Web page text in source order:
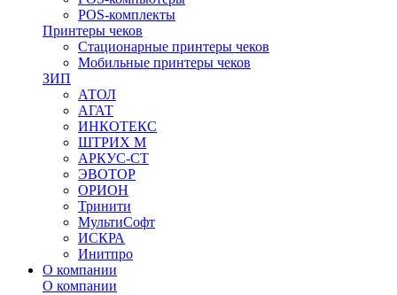
POS-комплекты
Принтеры чеков
Стационарные принтеры чеков
Мобильные принтеры чеков
ЗИП
АТОЛ
АГАТ
ИНКОТЕКС
ШТРИХ М
АРКУС-СТ
ЭВОТОР
ОРИОН
Тринити
МультиСофт
ИСКРА
Инитпро
О компании
О компании